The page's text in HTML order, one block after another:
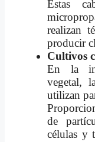
Estas
realizan
producir
Cultivos
En la
vegetal,
utilizan
de
células y